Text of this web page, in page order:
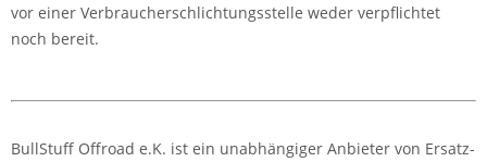
vor einer Verbraucherschlichtungsstelle weder verpflichtet
noch bereit.
BullStuff Offroad e.K. ist ein unabhängiger Anbieter von Ersatz-